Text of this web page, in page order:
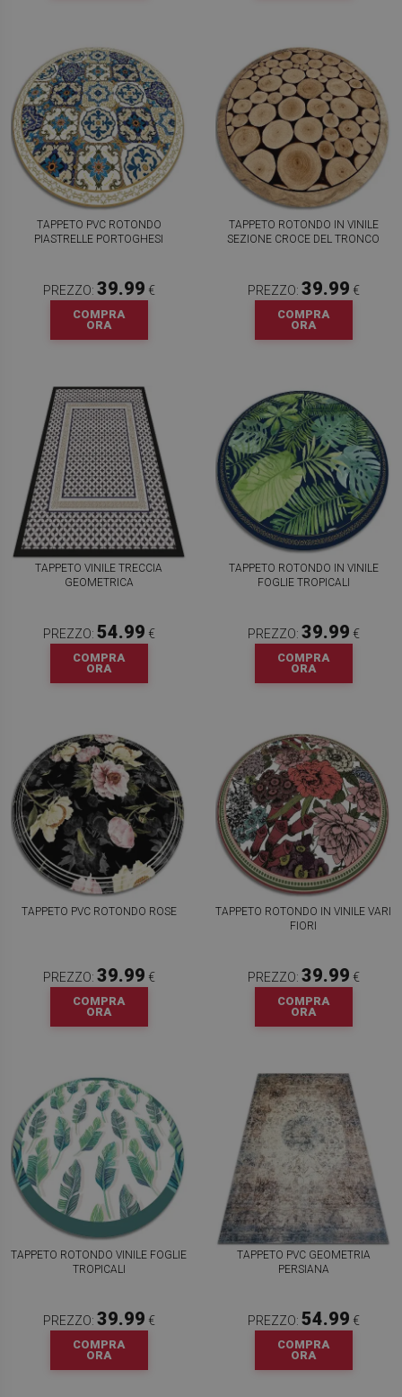
TAPPETO PVC ROTONDO
PIASTRELLE PORTOGHESI
PREZZO: 39.99 €
COMPRA
ORA
TAPPETO ROTONDO IN VINILE
SEZIONE CROCE DEL TRONCO
PREZZO: 39.99 €
COMPRA
ORA
TAPPETO VINILE TRECCIA
GEOMETRICA
PREZZO: 54.99 €
COMPRA
ORA
TAPPETO ROTONDO IN VINILE
FOGLIE TROPICALI
PREZZO: 39.99 €
COMPRA
ORA
TAPPETO PVC ROTONDO ROSE
PREZZO: 39.99 €
COMPRA
ORA
TAPPETO ROTONDO IN VINILE VARI
FIORI
PREZZO: 39.99 €
COMPRA
ORA
TAPPETO ROTONDO VINILE FOGLIE
TROPICALI
PREZZO: 39.99 €
COMPRA
ORA
TAPPETO PVC GEOMETRIA
PERSIANA
PREZZO: 54.99 €
COMPRA
ORA